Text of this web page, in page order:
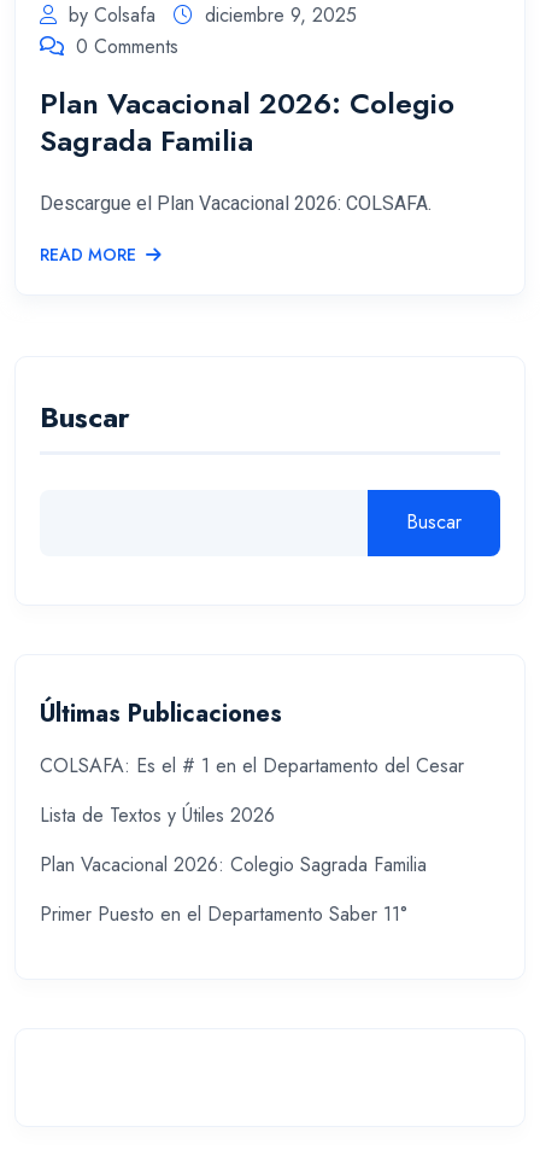
by Colsafa
diciembre 9, 2025
0 Comments
Plan Vacacional 2026: Colegio
Sagrada Familia
Descargue el Plan Vacacional 2026: COLSAFA.
READ MORE
Buscar
Buscar
Últimas Publicaciones
COLSAFA: Es el # 1 en el Departamento del Cesar
Lista de Textos y Útiles 2026
Plan Vacacional 2026: Colegio Sagrada Familia
Primer Puesto en el Departamento Saber 11°